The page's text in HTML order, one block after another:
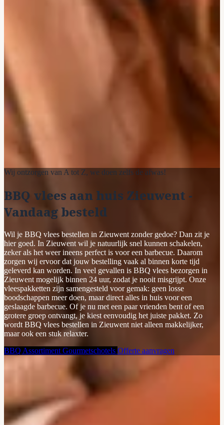
Wij ontzorgen van A tot Z, we doen zelfs de afwas!
BBQ vlees aan huis Zieuwent -
Vandaag besteld
Wil je BBQ vlees bestellen in Zieuwent zonder gedoe? Dan zit je
hier goed. In Zieuwent wil je natuurlijk snel kunnen schakelen,
zeker als het weer ineens perfect is voor een barbecue. Daarom
zorgen wij ervoor dat jouw bestelling vaak al binnen korte tijd
geleverd kan worden. In veel gevallen is BBQ vlees bezorgen in
Zieuwent mogelijk binnen 24 uur, zodat je nooit misgrijpt. Onze
vleespakketten zijn samengesteld voor gemak: geen losse
boodschappen meer doen, maar direct alles in huis voor een
geslaagde barbecue. Of je nu met een paar vrienden bent of een
grotere groep ontvangt, je kiest eenvoudig het juiste pakket. Zo
wordt BBQ vlees bestellen in Zieuwent niet alleen makkelijker,
maar ook een stuk relaxter.
BBQ Assortiment Gourmetschotels Offerte aanvragen